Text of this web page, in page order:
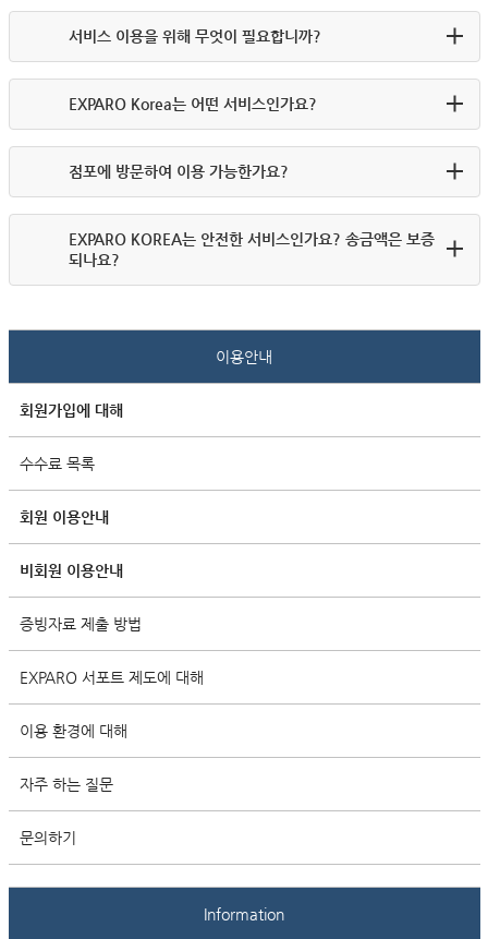
서비스 이용을 위해 무엇이 필요합니까?
EXPARO Korea는 어떤 서비스인가요?
점포에 방문하여 이용 가능한가요?
EXPARO KOREA는 안전한 서비스인가요? 송금액은 보증
되나요?
이용안내
회원가입에 대해
수수료 목록
회원 이용안내
비회원 이용안내
증빙자료 제출 방법
EXPARO 서포트 제도에 대해
이용 환경에 대해
자주 하는 질문
문의하기
Information